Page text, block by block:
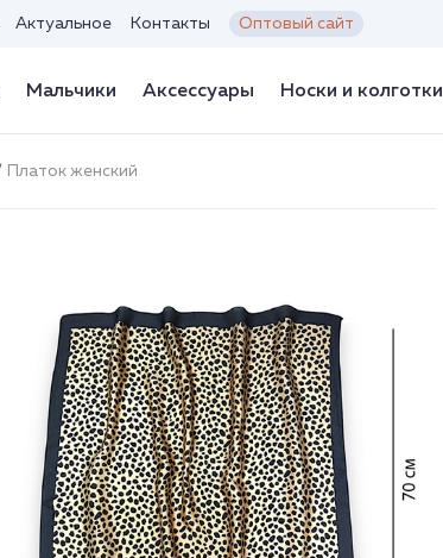
Актуальное Контакты Оптовый сайт
Мальчики Аксессуары Носки и колготки
Платок женский